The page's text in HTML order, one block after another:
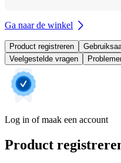
Ga naar de winkel
Product registreren
Veelgestelde vragen
Log in of maak een account
Product